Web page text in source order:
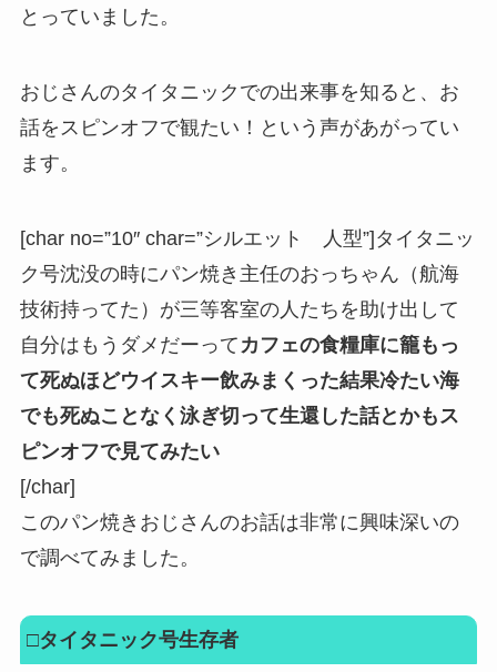
とっていました。
おじさんのタイタニックでの出来事を知ると、お
話をスピンオフで観たい！という声があがってい
ます。
[char no=”10″ char=”シルエット 人型”]タイタニッ
ク号沈没の時にパン焼き主任のおっちゃん（航海
技術持ってた）が三等客室の人たちを助け出して
自分はもうダメだーって カフェの食糧庫に籠もっ
て死ぬほどウイスキー飲みまくった結果冷たい海
でも死ぬことなく泳ぎ切って生還した話とかもス
ピンオフで見てみたい
[/char]
このパン焼きおじさんのお話は非常に興味深いの
で調べてみました。
□タイタニック号生存者